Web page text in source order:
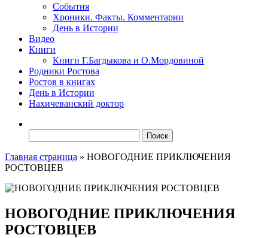
События
Хроники. Факты. Комментарии
День в Истории
Видео
Книги
Книги Г.Багдыкова и О.Мордовиной
Родники Ростова
Ростов в книгах
День в Истории
Нахичеванский доктор
Главная страница » НОВОГОДНИЕ ПРИКЛЮЧЕНИЯ
РОСТОВЦЕВ
НОВОГОДНИЕ ПРИКЛЮЧЕНИЯ
РОСТОВЦЕВ